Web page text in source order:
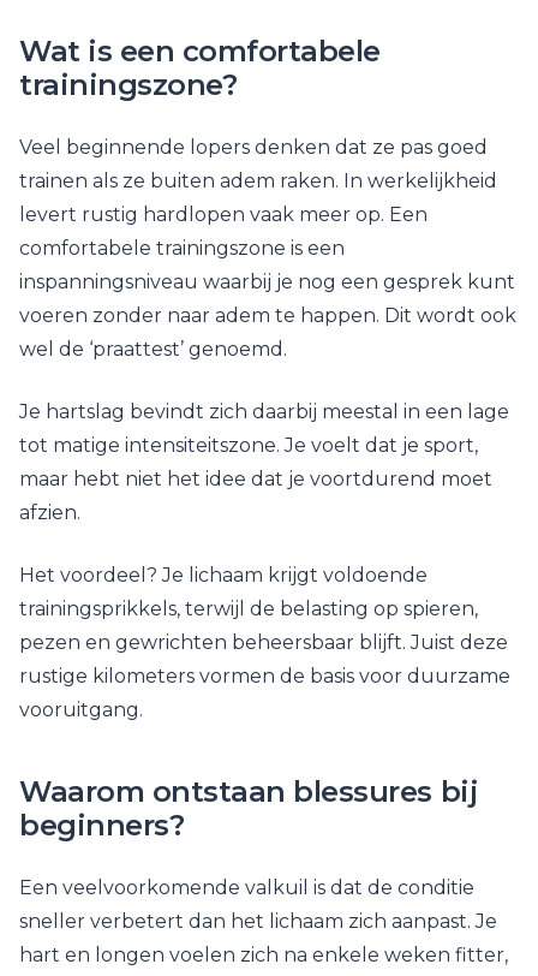
Wat is een comfortabele
trainingszone?
Veel beginnende lopers denken dat ze pas goed
trainen als ze buiten adem raken. In werkelijkheid
levert rustig hardlopen vaak meer op. Een
comfortabele trainingszone is een
inspanningsniveau waarbij je nog een gesprek kunt
voeren zonder naar adem te happen. Dit wordt ook
wel de ‘praattest’ genoemd.
Je hartslag bevindt zich daarbij meestal in een lage
tot matige intensiteitszone. Je voelt dat je sport,
maar hebt niet het idee dat je voortdurend moet
afzien.
Het voordeel? Je lichaam krijgt voldoende
trainingsprikkels, terwijl de belasting op spieren,
pezen en gewrichten beheersbaar blijft. Juist deze
rustige kilometers vormen de basis voor duurzame
vooruitgang.
Waarom ontstaan blessures bij
beginners?
Een veelvoorkomende valkuil is dat de conditie
sneller verbetert dan het lichaam zich aanpast. Je
hart en longen voelen zich na enkele weken fitter,